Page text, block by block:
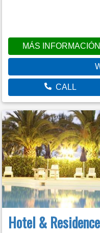
MÁS INFORMACIÓN
CALL
Hotel &